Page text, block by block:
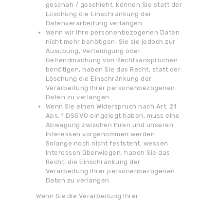
geschah / geschieht, können Sie statt der
Löschung die Einschränkung der
Datenverarbeitung verlangen.
Wenn wir Ihre personenbezogenen Daten
nicht mehr benötigen, Sie sie jedoch zur
Ausübung, Verteidigung oder
Geltendmachung von Rechtsansprüchen
benötigen, haben Sie das Recht, statt der
Löschung die Einschränkung der
Verarbeitung Ihrer personenbezogenen
Daten zu verlangen.
Wenn Sie einen Widerspruch nach Art. 21
Abs. 1 DSGVO eingelegt haben, muss eine
Abwägung zwischen Ihren und unseren
Interessen vorgenommen werden.
Solange noch nicht feststeht, wessen
Interessen überwiegen, haben Sie das
Recht, die Einschränkung der
Verarbeitung Ihrer personenbezogenen
Daten zu verlangen.
Wenn Sie die Verarbeitung Ihrer